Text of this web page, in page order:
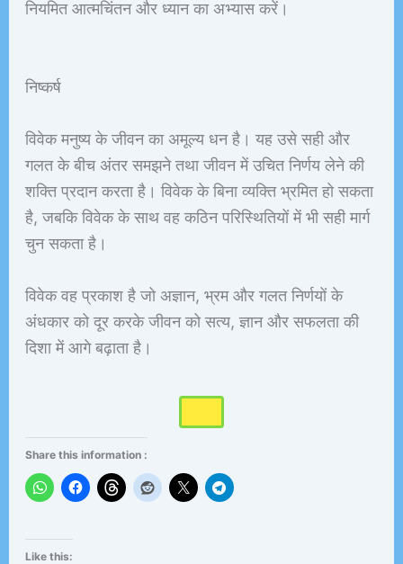
नियमित आत्मचिंतन और ध्यान का अभ्यास करें।
निष्कर्ष
विवेक मनुष्य के जीवन का अमूल्य धन है। यह उसे सही और
गलत के बीच अंतर समझने तथा जीवन में उचित निर्णय लेने की
शक्ति प्रदान करता है। विवेक के बिना व्यक्ति भ्रमित हो सकता
है, जबकि विवेक के साथ वह कठिन परिस्थितियों में भी सही मार्ग
चुन सकता है।
विवेक वह प्रकाश है जो अज्ञान, भ्रम और गलत निर्णयों के
अंधकार को दूर करके जीवन को सत्य, ज्ञान और सफलता की
दिशा में आगे बढ़ाता है।
Share this information :
Like this: